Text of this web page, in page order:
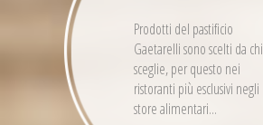
Prodotti del pastificio
Gaetarelli sono scelti da chi
sceglie, per questo nei
ristoranti più esclusivi negli
store alimentari...